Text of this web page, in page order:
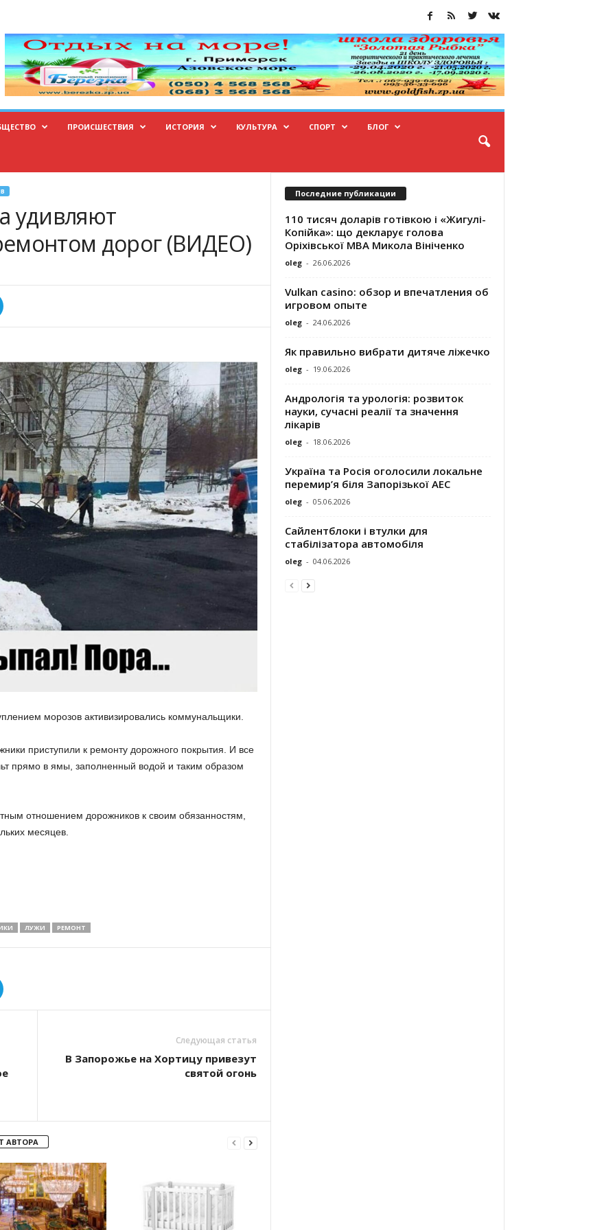
ПРОИСШЕСТВИЯ ИСТОРИЯ КУЛЬТУРА СПОРТ БЛОГ
удивляют
дорог (ВИДЕО)
морозов активизировались коммунальщики.
приступили к ремонту дорожного покрытия. И все
прямо в ямы, заполненный водой и таким образом
отношением дорожников к своим обязанностям,
месяцев.
ЛУЖИ РЕМОНТ
Следующая статья
В Запорожье на Хортицу привезут
святой огонь
АВТОРА
Последние публикации
110 тисяч доларів готівкою і «Жигулі-
Копійка»: що декларує голова
Оріхівської МВА Микола Вініченко
oleg - 26.06.2026
Vulkan casino: обзор и впечатления об
игровом опыте
oleg - 24.06.2026
Як правильно вибрати дитяче ліжечко
oleg - 19.06.2026
Андрологія та урологія: розвиток
науки, сучасні реалії та значення
лікарів
oleg - 18.06.2026
Україна та Росія оголосили локальне
перемир’я біля Запорізької АЕС
oleg - 05.06.2026
Сайлентблоки і втулки для
стабілізатора автомобіля
oleg - 04.06.2026